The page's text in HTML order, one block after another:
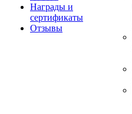
Награды и
сертификаты
Отзывы